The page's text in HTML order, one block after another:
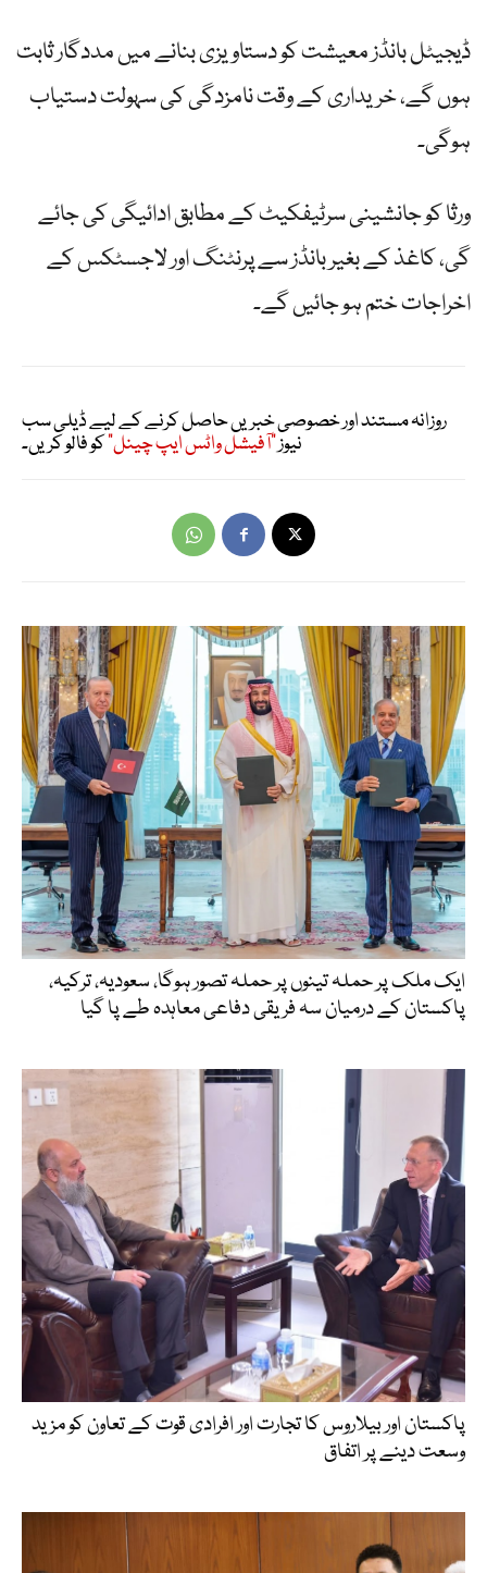
ڈیجیٹل بانڈز معیشت کو دستاویزی بنانے میں مددگار ثابت
ہوں گے، خریداری کے وقت نامزدگی کی سہولت دستیاب
ہوگی۔
ورثا کو جانشینی سرٹیفکیٹ کے مطابق ادائیگی کی جائے
گی، کاغذ کے بغیر بانڈز سے پرنٹنگ اور لاجسٹکس کے
اخراجات ختم ہو جائیں گے۔
روزانہ مستند اور خصوصی خبریں حاصل کرنے کے لیے ڈیلی سب
نیوز"آفیشل واٹس ایپ چینل"کو فالو کریں۔
ایک ملک پر حملہ تینوں پر حملہ تصور ہوگا، سعودیہ، ترکیہ،
پاکستان کے درمیان سہ فریقی دفاعی معاہدہ طے پا گیا
پاکستان اور بیلاروس کا تجارت اور افرادی قوت کے تعاون کو مزید
وسعت دینے پر اتفاق